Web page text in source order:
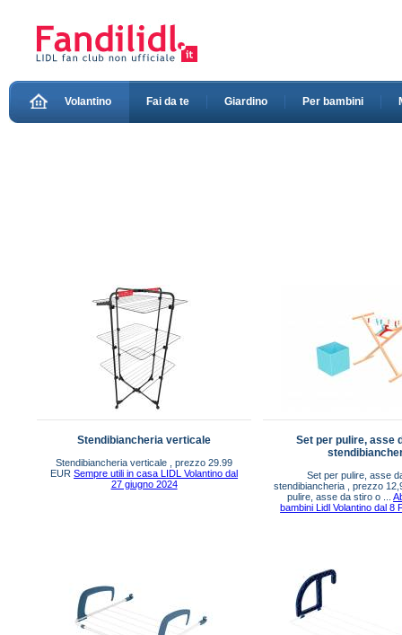
Volantino Fai da te Giardino Per bambini
Stendibiancheria verticale
Stendibiancheria verticale , prezzo 29.99
EURSempre utili in casa LIDL Volantino dal
27 giugno 2024
Set per pulire, asse
Set per pulire, asse
stendibiancheria , prezzo
pulire, asse da stiro o ...
bambini Lidl Volantino dal 8